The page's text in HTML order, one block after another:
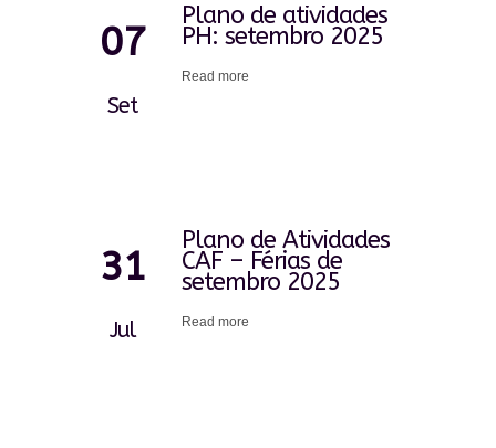
07
Set
Plano de atividades
PH: setembro 2025
Read more
31
Jul
Plano de Atividades
CAF – Férias de
setembro 2025
Read more